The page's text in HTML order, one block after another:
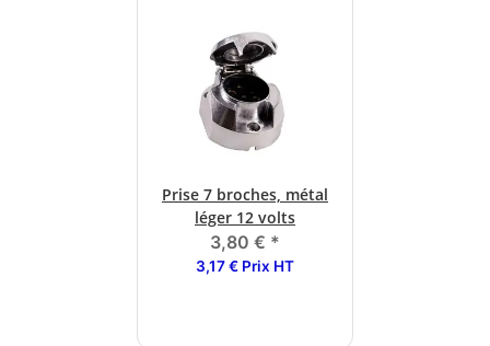
Prise 7 broches, métal
léger 12 volts
3,80 € *
3,17 € Prix HT